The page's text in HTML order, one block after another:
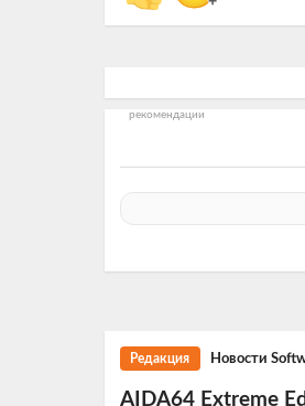
рекомендации
Редакция Новости
AIDA64 Extreme